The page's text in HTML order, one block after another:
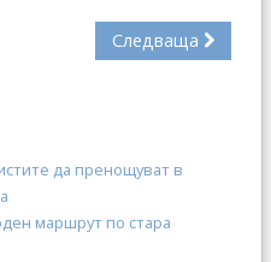
Следваща
да пренощуват в
маршрут по стара